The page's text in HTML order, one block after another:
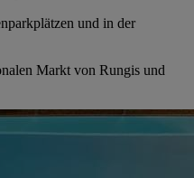
und in der
Markt von Rungis und